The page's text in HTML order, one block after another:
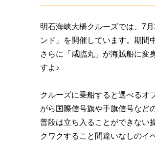
明石海峡大橋クルーズでは、7
ンド」を開催しています。期間
さらに「咸臨丸」が海賊船に変
すよ♪
クルーズに乗船すると選べるオ
がら国際信号旗や手旗信号など
普段は立ち入ることができない
クワクすること間違いなしのイ